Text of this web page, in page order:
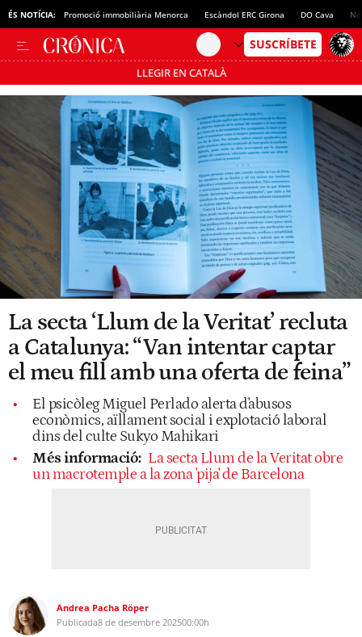
ÉS NOTÍCIA: Promoció immobiliària Menorca Escàndol ERC Girona DO Cava
LLEGIR EN CATALÀ
Passa’t al mode estalvi
La secta ‘Llum de la Veritat’ recluta
a Catalunya: “Van intentar captar
el meu fill amb una oferta de feina”
El psicòleg Miguel Perlado alerta d'abusos
econòmics, aïllament social i explotació laboral
dins del culte Sukyo Mahikari
Més informació: La secta Llum de la Veritat obre
un macrotemple a la zona 'pija' de Barcelona
Andrea Pacha Röper
Publicada8 de desembre 202500:00h